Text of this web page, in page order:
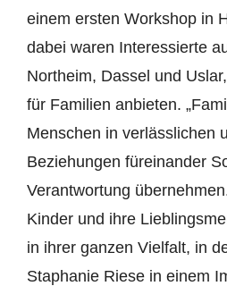
einem ersten Workshop in
dabei waren Interessierte
Northeim, Dassel und
für Familien anbieten.
Menschen in verlässlichen
Beziehungen füreinander
Verantwortung
Kinder und ihre
in ihrer ganzen Vielfalt, in
Staphanie Riese in einem